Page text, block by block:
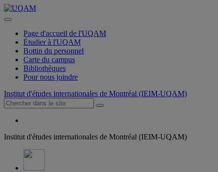
Page d'accueil de l'UQAM
Étudier à l'UQAM
Bottin du personnel
Carte du campus
Bibliothèques
Pour nous joindre
Institut d'études internationales de Montréal (IEIM-UQAM)
Institut d'études internationales de Montréal (IEIM-UQAM)